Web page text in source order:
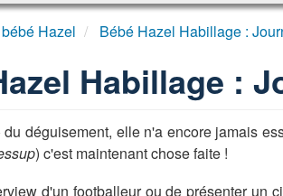
Hazel Bébé Hazel Habillage :
Habillage :
déguisement, elle n'a encore jamais
) c'est maintenant chose faite !
d'un footballeur ou de présenter